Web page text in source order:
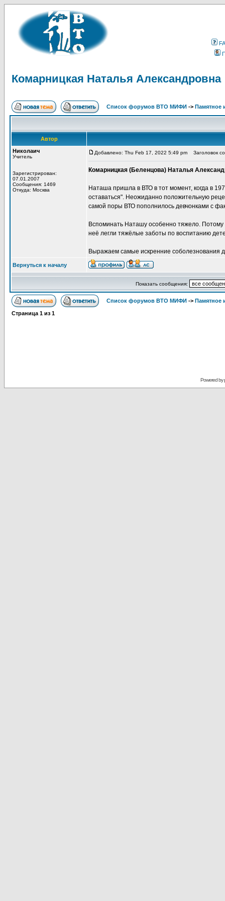
Комарницкая Наталья Александровна
Список форумов ВТО МИФИ -> Памятное
Автор
Николаич
Учитель
Зарегистрирован:
07.01.2007
Сообщения: 1469
Откуда: Москва
Добавлено: Thu Feb 17, 2022 5:49 pm Заголовок
Комарницкая (Беленцова) Наталья
Наташа пришла в ВТО в тот момент, когда в
оставаться". Неожиданно положительную
самой поры ВТО пополнилось девчонками с
Вспоминать Наташу особенно тяжело.
неё легли тяжёлые заботы по воспитанию
Выражаем самые искренние соболезнования
Вернуться к началу
Показать сообщения:
Список форумов ВТО МИФИ -> Памятное
Страница 1 из 1
Powered by